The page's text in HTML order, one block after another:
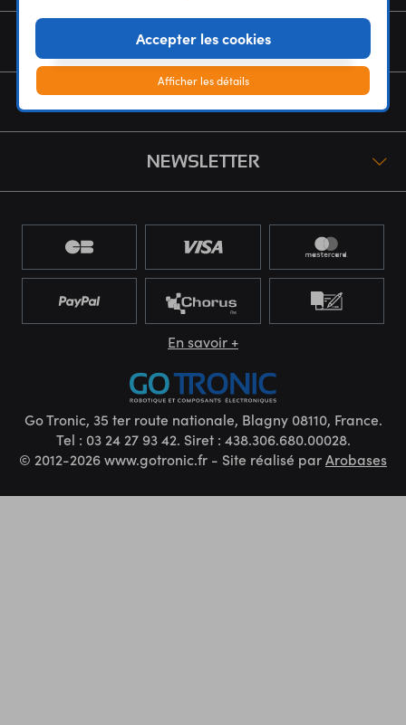
SERVICES
NOUS CONNAÎTRE
NEWSLETTER
En savoir +
Go Tronic, 35 ter route nationale, Blagny 08110, France.
Tel : 03 24 27 93 42. Siret : 438.306.680.00028.
© 2012-2026 www.gotronic.fr - Site réalisé parArobases
Accepter les cookies
Afficher les détails